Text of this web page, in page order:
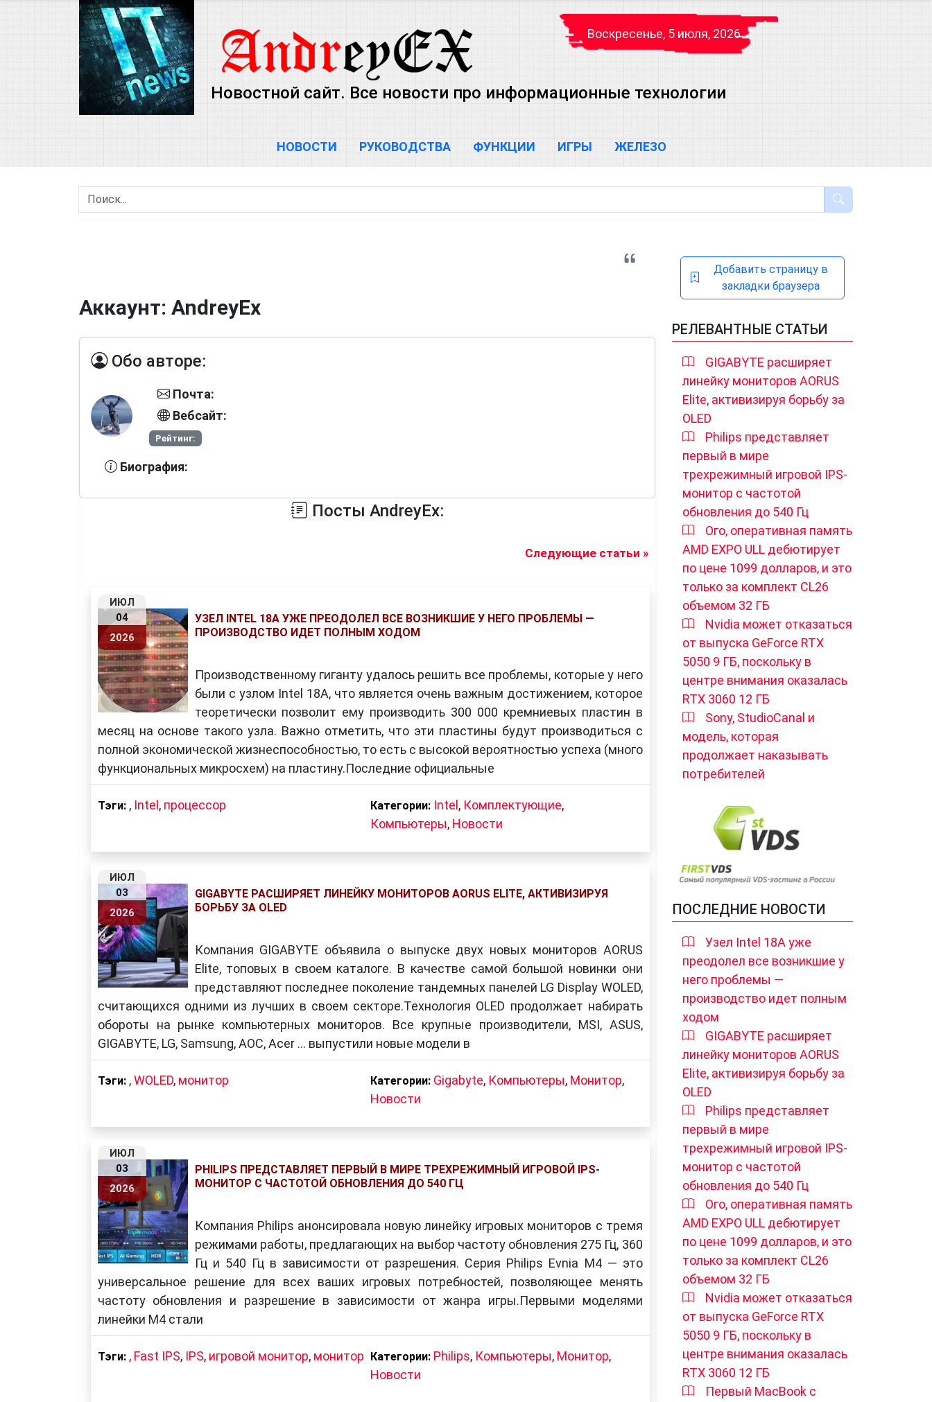
Воскресенье, 5 июля, 2026
Новостной сайт. Все новости про информационные технологии
НОВОСТИ РУКОВОДСТВА ФУНКЦИИ ИГРЫ ЖЕЛЕЗО
Аккаунт: AndreyEx
Обо авторе:
Почта:
Вебсайт:
Рейтинг:
Биография:
Посты AndreyEx:
Следующие статьи »
ИЮЛ
04
2026
УЗЕЛ INTEL 18A УЖЕ ПРЕОДОЛЕЛ ВСЕ ВОЗНИКШИЕ У НЕГО ПРОБЛЕМЫ —
ПРОИЗВОДСТВО ИДЕТ ПОЛНЫМ ХОДОМ
Производственному гиганту удалось решить все проблемы, которые у него
были с узлом Intel 18A, что является очень важным достижением, которое
теоретически позволит ему производить 300 000 кремниевых пластин в
месяц на основе такого узла. Важно отметить, что эти пластины будут производиться с
полной экономической жизнеспособностью, то есть с высокой вероятностью успеха (много
функциональных микросхем) на пластину.Последние официальные
Тэги:, Intel, процессор Категории: Intel, Комплектующие,
Компьютеры, Новости
ИЮЛ
03
2026
GIGABYTE РАСШИРЯЕТ ЛИНЕЙКУ МОНИТОРОВ AORUS ELITE, АКТИВИЗИРУЯ
БОРЬБУ ЗА OLED
Компания GIGABYTE объявила о выпуске двух новых мониторов AORUS
Elite, топовых в своем каталоге. В качестве самой большой новинки они
представляют последнее поколение тандемных панелей LG Display WOLED,
считающихся одними из лучших в своем секторе.Технология OLED продолжает набирать
обороты на рынке компьютерных мониторов. Все крупные производители, MSI, ASUS,
GIGABYTE, LG, Samsung, AOC, Acer … выпустили новые модели в
Тэги:,WOLED, монитор Категории: Gigabyte, Компьютеры, Монитор,
Новости
ИЮЛ
03
2026
PHILIPS ПРЕДСТАВЛЯЕТ ПЕРВЫЙ В МИРЕ ТРЕХРЕЖИМНЫЙ ИГРОВОЙ IPS-
МОНИТОР С ЧАСТОТОЙ ОБНОВЛЕНИЯ ДО 540 ГЦ
Компания Philips анонсировала новую линейку игровых мониторов с тремя
режимами работы, предлагающих на выбор частоту обновления 275 Гц, 360
Гц и 540 Гц в зависимости от разрешения. Серия Philips Evnia M4 — это
универсальное решение для всех ваших игровых потребностей, позволяющее менять
частоту обновления и разрешение в зависимости от жанра игры.Первыми моделями
линейки M4 стали
Тэги:, Fast IPS, IPS, игровой монитор, монитор Категории: Philips, Компьютеры, Монитор,
Новости
Добавить страницу в
закладки браузера
РЕЛЕВАНТНЫЕ СТАТЬИ
GIGABYTE расширяет
линейку мониторов AORUS
Elite, активизируя борьбу за
OLED
Philips представляет
первый в мире
трехрежимный игровой IPS-
монитор с частотой
обновления до 540 Гц
Ого, оперативная память
AMD EXPO ULL дебютирует
по цене 1099 долларов, и это
только за комплект CL26
объемом 32 ГБ
Nvidia может отказаться
от выпуска GeForce RTX
5050 9 ГБ, поскольку в
центре внимания оказалась
RTX 3060 12 ГБ
Sony, StudioCanal и
модель, которая
продолжает наказывать
потребителей
ПОСЛЕДНИЕ НОВОСТИ
Узел Intel 18A уже
преодолел все возникшие у
него проблемы —
производство идет полным
ходом
GIGABYTE расширяет
линейку мониторов AORUS
Elite, активизируя борьбу за
OLED
Philips представляет
первый в мире
трехрежимный игровой IPS-
монитор с частотой
обновления до 540 Гц
Ого, оперативная память
AMD EXPO ULL дебютирует
по цене 1099 долларов, и это
только за комплект CL26
объемом 32 ГБ
Nvidia может отказаться
от выпуска GeForce RTX
5050 9 ГБ, поскольку в
центре внимания оказалась
RTX 3060 12 ГБ
Первый MacBook с